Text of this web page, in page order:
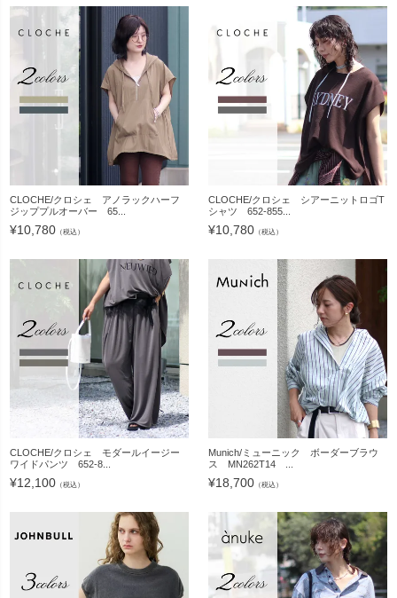
CLOCHE/クロシェ アノラックハーフ
ジッププルオーバー 65...
¥10,780 （税込）
CLOCHE/クロシェ シアーニットロゴT
シャツ 652-855...
¥10,780 （税込）
CLOCHE/クロシェ モダールイージー
ワイドパンツ 652-8...
¥12,100 （税込）
Munich/ミューニック ボーダーブラウ
ス MN262T14 ...
¥18,700 （税込）